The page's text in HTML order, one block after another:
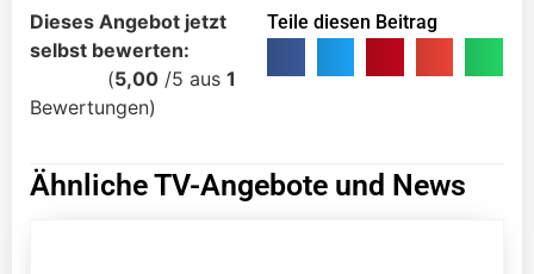
Dieses Angebot jetzt
selbst bewerten:
(5,00 /5 aus 1
Bewertungen)
Teile diesen Beitrag
Ähnliche TV-Angebote und News